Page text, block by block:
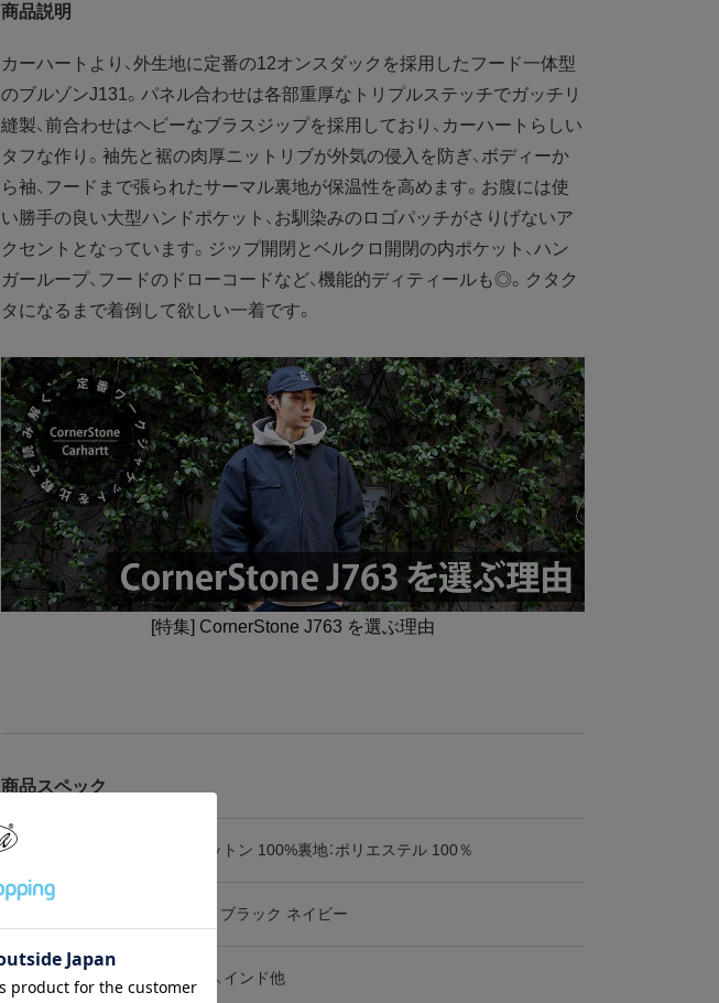
商品説明
カーハートより、外生地に定番の12オンスダックを採用したフード一体型
のブルゾンJ131。パネル合わせは各部重厚なトリプルステッチでガッチリ
縫製、前合わせはヘビーなブラスジップを採用しており、カーハートらしい
タフな作り。袖先と裾の肉厚ニットリブが外気の侵入を防ぎ、ボディーか
ら袖、フードまで張られたサーマル裏地が保温性を高めます。お腹には使
い勝手の良い大型ハンドポケット、お馴染みのロゴパッチがさりげないア
クセントとなっています。ジップ開閉とベルクロ開閉の内ポケット、ハン
ガーループ、フードのドローコードなど、機能的ディティールも◎。クタク
タになるまで着倒して欲しい一着です。
[特集] CornerStone J763 を選ぶ理由
商品スペック
表地：コットン 100%裏地：ポリエステル 100％
ブラウン ブラック ネイビー
生産国 アメリカ、インド他